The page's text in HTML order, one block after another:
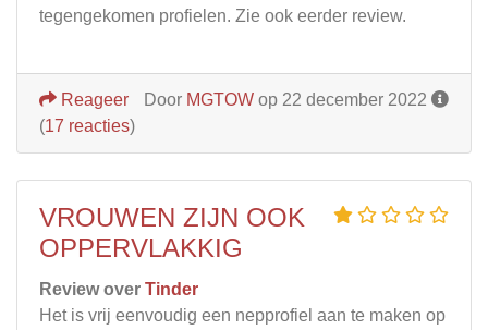
tegengekomen profielen. Zie ook eerder review.
Door MGTOW op 22 december 2022
Reageer
(17 reacties)
VROUWEN ZIJN OOK
OPPERVLAKKIG
Review over Tinder
Het is vrij eenvoudig een nepprofiel aan te maken op